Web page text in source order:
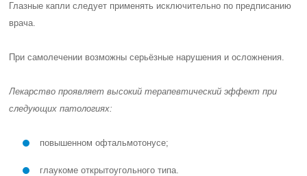
Глазные капли следует применять исключительно по предписанию
врача.
При самолечении возможны серьёзные нарушения и осложнения.
Лекарство проявляет высокий терапевтический эффект при
следующих патологиях:
повышенном офтальмотонусе;
глаукоме открытоугольного типа.